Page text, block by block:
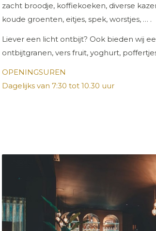
zacht broodje, koffiekoeken, diverse
koude groenten, eitjes, spek, worstjes, … .
Liever een licht ontbijt? Ook bieden wij
ontbijtgranen, vers fruit, yoghurt,
OPENINGSUREN
Dagelijks van 7:30 tot 10.30 uur